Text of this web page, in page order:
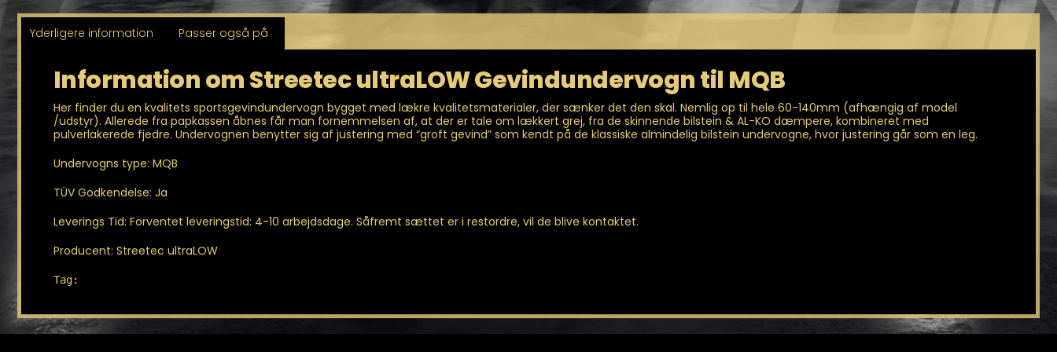
Yderligere information Passer også på
Information om Streetec ultraLOW Gevindundervogn til MQB
Her finder du en kvalitets sportsgevindundervogn bygget med lækre kvalitetsmaterialer, der sænker det den skal. Nemlig op til hele 60-140mm (afhængig af model
/udstyr). Allerede fra papkassen åbnes får man fornemmelsen af, at der er tale om lækkert grej, fra de skinnende bilstein & AL-KO dæmpere, kombineret med
pulverlakerede fjedre. Undervognen benytter sig af justering med “groft gevind” som kendt på de klassiske almindelig bilstein undervogne, hvor justering går som en leg.
Undervogns type: MQB
TÜV Godkendelse: Ja
Leverings Tid: Forventet leveringstid: 4-10 arbejdsdage. Såfremt sættet er i restordre, vil de blive kontaktet.
Producent: Streetec ultraLOW
Tag: